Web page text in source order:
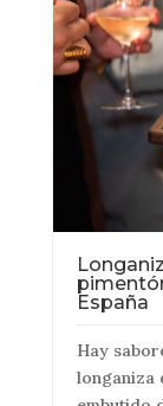
España
Hay
longaniza